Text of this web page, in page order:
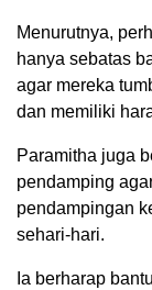
Menurutnya,
hanya sebatas
agar mereka
dan memiliki
Paramitha juga
pendamping
pendampingan
sehari-hari.
Ia berharap